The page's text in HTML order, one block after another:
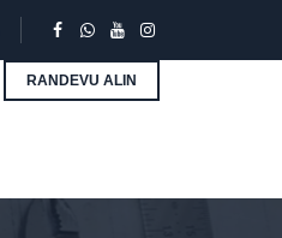
RANDEVU ALIN